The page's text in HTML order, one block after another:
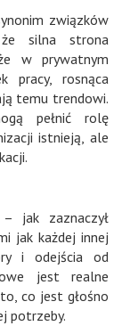
związków
że silna strona
w prywatnym
pracy, rosnąca
temu trendowi.
pełnić rolę
istnieją, ale
jak zaznaczył
jak każdej innej
i odejścia od
jest realne
co jest głośno
potrzeby.